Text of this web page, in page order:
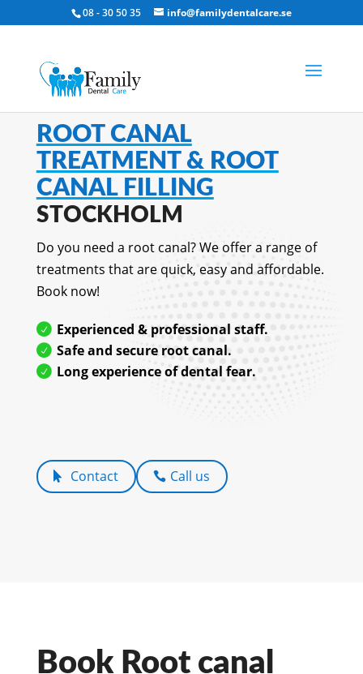
08 - 30 50 35 info@familydentalcare.se
ROOT CANAL
TREATMENT & ROOT
CANAL FILLING
STOCKHOLM
Do you need a root canal? We offer a range of
treatments that are quick, easy and affordable.
Book now!
Experienced & professional staff.
Safe and secure root canal.
Long experience of dental fear.
Contact Call us
Book Root canal